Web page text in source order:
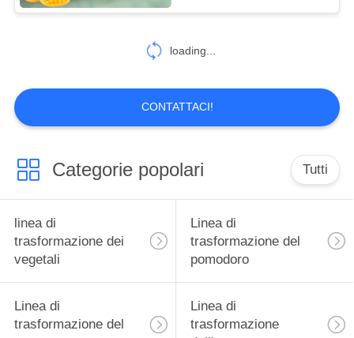
loading...
CONTATTACI!
Categorie popolari Tutti
linea di
trasformazione dei
vegetali
Linea di
trasformazione del
pomodoro
Linea di
trasformazione del
Linea di
trasformazione